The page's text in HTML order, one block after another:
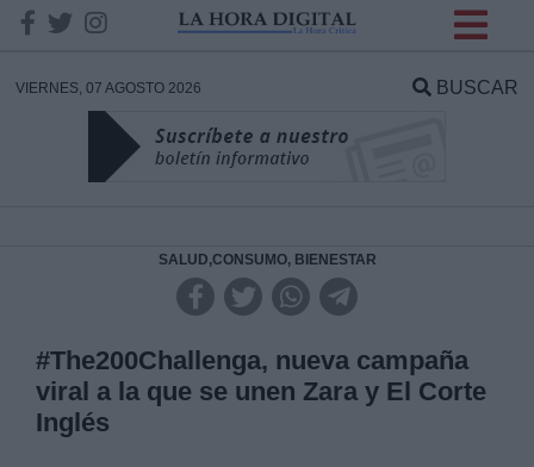
VIERNES, 07 AGOSTO 2026 BUSCAR
SALUD,CONSUMO, BIENESTAR
#The200Challenga, nueva campaña
viral a la que se unen Zara y El Corte
Inglés
DATOS
Responsable:
Legitimación: